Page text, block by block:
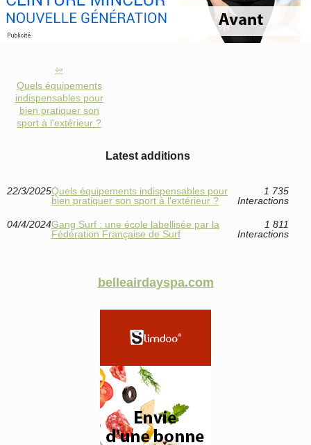
Quels équipements
indispensables pour
bien pratiquer son
sport à l'extérieur ?
Latest additions
22/3/2025Quels équipements indispensables pour
bien pratiquer son sport à l'extérieur ?
1 735
Interactions
04/4/2024Gang Surf : une école labellisée par la
Fédération Française de Surf
1 811
Interactions
belleairdayspa.com